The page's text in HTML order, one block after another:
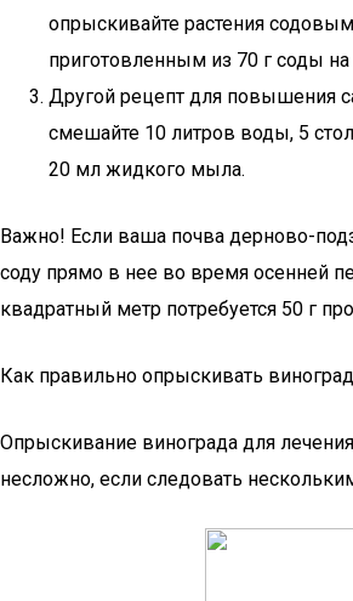
опрыскивайте растения
приготовленным из 70 г соды
Другой рецепт для повышения
смешайте 10 литров воды, 5
20 мл жидкого мыла.
Важно! Если ваша почва дерново-
соду прямо в нее во время осенней
квадратный метр потребуется 50 г
Как правильно опрыскивать
Опрыскивание винограда для
несложно, если следовать